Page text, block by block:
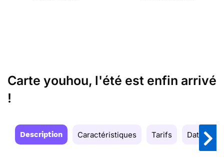
Carte youhou, l'été est enfin arrivé
!
Description Caractéristiques Tarifs Date de